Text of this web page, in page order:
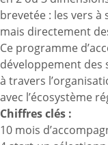
brevetée : les vers
mais directement
Ce programme
développement des
à travers
avec l’écosystème
Chiffres clés :
10 mois